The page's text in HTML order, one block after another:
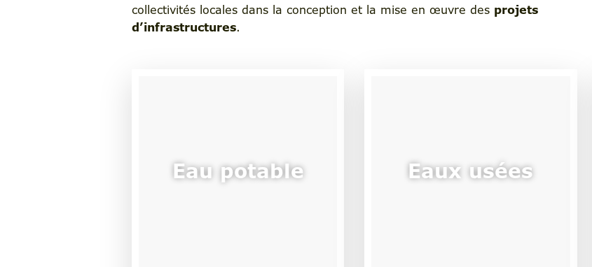
collectivités locales dans la conception et la mise en œuvre des projets
d’infrastructures.
Eau potable Eaux usées